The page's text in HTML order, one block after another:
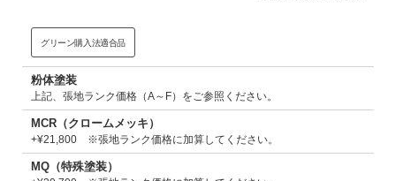
グリーン購入法適合品
粉体塗装
上記、張地ランク価格（A～F）をご参照ください。
MCR（クロームメッキ）
+¥21,800 ※張地ランク価格に加算してください。
MQ（特殊塗装）